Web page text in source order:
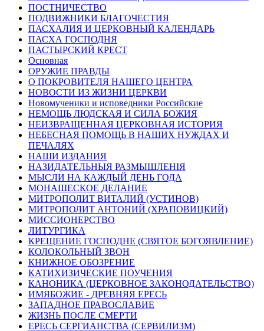
ПОСТНИЧЕСТВО
ПОДВИЖНИКИ БЛАГОЧЕСТИЯ
ПАСХАЛИЯ И ЦЕРКОВНЫЙ КАЛЕНДАРЬ
ПАСХА ГОСПОДНЯ
ПАСТЫРСКИЙ КРЕСТ
Основная
ОРУЖИЕ ПРАВДЫ
О ПОКРОВИТЕЛЯ НАШЕГО ЦЕНТРА
НОВОСТИ ИЗ ЖИЗНИ ЦЕРКВИ
Новомученики и исповедники Российские
НЕМОЩЬ ЛЮДСКАЯ И СИЛА БОЖИЯ
НЕИЗВРАЩЕННАЯ ЦЕРКОВНАЯ ИСТОРИЯ
НЕБЕСНАЯ ПОМОЩЬ В НАШИХ НУЖДАХ И
ПЕЧАЛЯХ
НАШИ ИЗДАНИЯ
НАЗИДАТЕЛЬНЫЯ РАЗМЫШЛЕНІЯ
МЫСЛИ НА КАЖДЫЙ ДЕНЬ ГОДА
МОНАШЕСКОЕ ДЕЛАНИЕ
МИТРОПОЛИТ ВИТАЛИЙ (УСТИНОВ)
МИТРОПОЛИТ АНТОНИЙ (ХРАПОВИЦКИЙ)
МИССИОНЕРСТВО
ЛИТУРГИКА
КРЕЩЕНИЕ ГОСПОДНЕ (СВЯТОЕ БОГОЯВЛЕНИЕ)
КОЛОКОЛЬНЫЙ ЗВОН
КНИЖНОЕ ОБОЗРЕНИЕ
КАТИХИЗИЧЕСКИЕ ПОУЧЕНИЯ
КАНОНИКА (ЦЕРКОВНОЕ ЗАКОНОДАТЕЛЬСТВО)
ИМЯБОЖИЕ - ДРЕВНЯЯ ЕРЕСЬ
ЗАПАДНОЕ ПРАВОСЛАВИЕ
ЖИЗНЬ ПОСЛЕ СМЕРТИ
ЕРЕСЬ СЕРГИАНСТВА (СЕРВИЛИЗМ)